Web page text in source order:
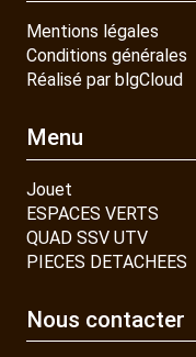
Mentions légales
Conditions générales
Réalisé par blgCloud
Menu
Jouet
ESPACES VERTS
QUAD SSV UTV
PIECES DETACHEES
Nous contacter